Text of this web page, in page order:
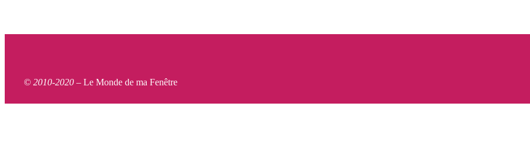
© 2010-2020 – Le Monde de ma Fenêtre